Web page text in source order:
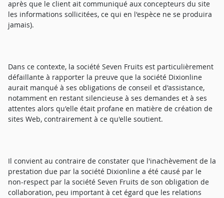
après que le client ait communiqué aux concepteurs du site
les informations sollicitées, ce qui en l'espèce ne se produira
jamais).
Dans ce contexte, la société Seven Fruits est particulièrement
défaillante à rapporter la preuve que la société Dixionline
aurait manqué à ses obligations de conseil et d'assistance,
notamment en restant silencieuse à ses demandes et à ses
attentes alors qu'elle était profane en matière de création de
sites Web, contrairement à ce qu'elle soutient.
Il convient au contraire de constater que l'inachèvement de la
prestation due par la société Dixionline a été causé par le
non-respect par la société Seven Fruits de son obligation de
collaboration, peu important à cet égard que les relations